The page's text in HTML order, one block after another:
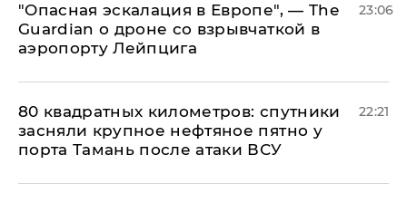
"Опасная эскалация в Европе", — The
Guardian о дроне со взрывчаткой в
аэропорту Лейпцига
23:06
80 квадратных километров: спутники
засняли крупное нефтяное пятно у
порта Тамань после атаки ВСУ
22:21